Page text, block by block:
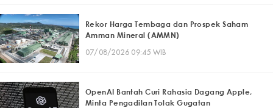
Rekor Harga Tembaga dan Prospek Saham
Amman Mineral (AMMN)
07/08/2026 09:45 WIB
OpenAI Bantah Curi Rahasia Dagang Apple,
Minta Pengadilan Tolak Gugatan